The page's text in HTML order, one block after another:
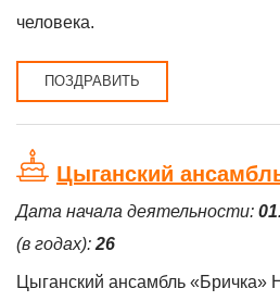
человека.
ПОЗДРАВИТЬ
Цыганский
Дата начала деятельности:
(в годах): 26
Цыганский ансамбль «Бричка»